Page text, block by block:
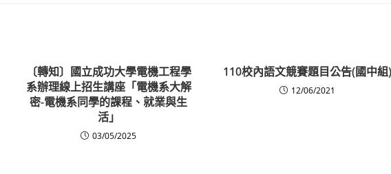
〔轉知〕國立成功大學電機工程學
系辦理線上招生講座「電機系大解
密-電機系同學的課程、就業與生
活」
03/05/2025
110校內語文競賽題目公告(國中組)
12/06/2021